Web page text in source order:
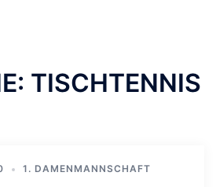
TISCHTENNIS
1. DAMENMANNSCHAFT